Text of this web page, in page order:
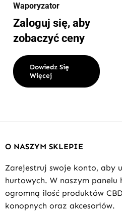
Waporyzator
Zaloguj się, aby
zobaczyć ceny
Dowiedz Się
Więcej
O NASZYM SKLEPIE
Zarejestruj swoje konto, aby
hurtowych. W naszym
ogromną ilość produktów
konopnych oraz akcesoriów.